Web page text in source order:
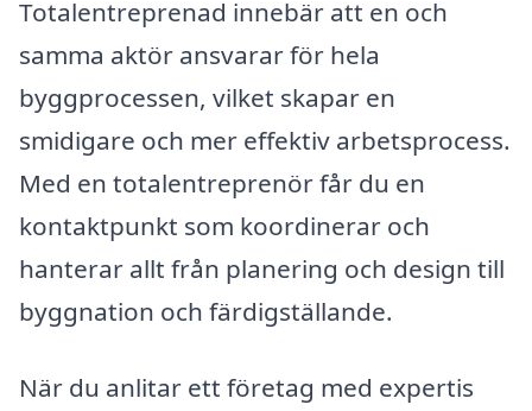
Totalentreprenad innebär att en och
samma aktör ansvarar för hela
byggprocessen, vilket skapar en
smidigare och mer effektiv arbetsprocess.
Med en totalentreprenör får du en
kontaktpunkt som koordinerar och
hanterar allt från planering och design till
byggnation och färdigställande.
När du anlitar ett företag med expertis